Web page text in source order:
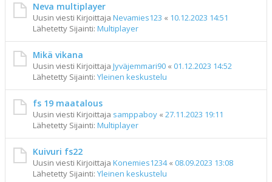
Neva multiplayer
Uusin viesti Kirjoittaja Nevamies123 « 10.12.2023 14:51
Lähetetty Sijainti: Multiplayer
Mikä vikana
Uusin viesti Kirjoittaja Jyväjemmari90 « 01.12.2023 14:52
Lähetetty Sijainti: Yleinen keskustelu
fs 19 maatalous
Uusin viesti Kirjoittaja samppaboy « 27.11.2023 19:11
Lähetetty Sijainti: Multiplayer
Kuivuri fs22
Uusin viesti Kirjoittaja Konemies1234« 08.09.2023 13:08
Lähetetty Sijainti: Yleinen keskustelu